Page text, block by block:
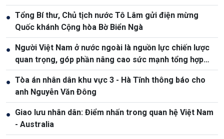
● Tổng Bí thư, Chủ tịch nước Tô Lâm gửi điện mừng
Quốc khánh Cộng hòa Bờ Biển Ngà
● Người Việt Nam ở nước ngoài là nguồn lực chiến lược
quan trọng, góp phần nâng cao sức mạnh tổng hợp
quốc gia
● Tòa án nhân dân khu vực 3 - Hà Tĩnh thông báo cho
anh Nguyễn Văn Đông
● Giao lưu nhân dân: Điểm nhấn trong quan hệ Việt Nam
- Australia